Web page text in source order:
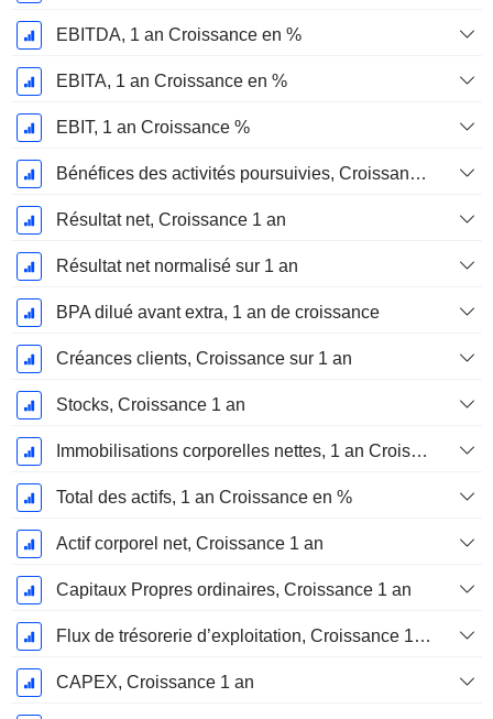
EBITDA, 1 an Croissance en %
EBITA, 1 an Croissance en %
EBIT, 1 an Croissance %
Bénéfices des activités poursuivies, Croissance 1 an
Résultat net, Croissance 1 an
Résultat net normalisé sur 1 an
BPA dilué avant extra, 1 an de croissance
Créances clients, Croissance sur 1 an
Stocks, Croissance 1 an
Immobilisations corporelles nettes, 1 an Croissance
Total des actifs, 1 an Croissance en %
Actif corporel net, Croissance 1 an
Capitaux Propres ordinaires, Croissance 1 an
Flux de trésorerie d’exploitation, Croissance 1 an
CAPEX, Croissance 1 an